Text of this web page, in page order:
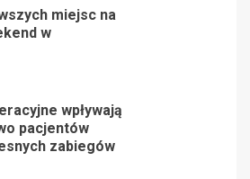
miejsc na
w
wpływają
pacjentów
zabiegów